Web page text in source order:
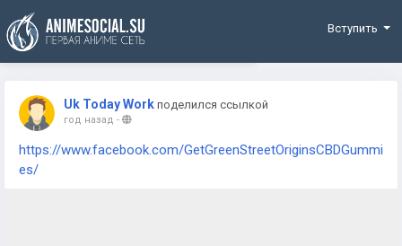
Funding
Вступить
Uk Today Work поделился ссылкой
год назад -
https://www.facebook.com/GetGreenStreetOriginsCBDGummi
es/